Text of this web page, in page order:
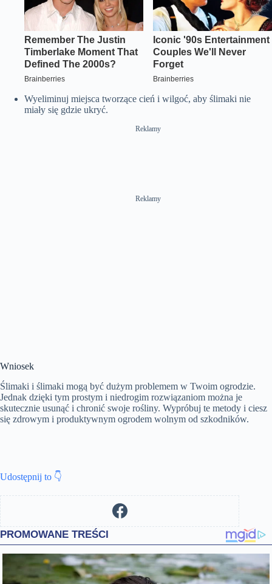
Wyeliminuj miejsca tworzące cień i wilgoć, aby ślimaki nie
miały się gdzie ukryć.
Reklamy
Reklamy
Wniosek
Ślimaki i ślimaki mogą być dużym problemem w Twoim ogrodzie.
Jednak dzięki tym prostym i niedrogim rozwiązaniom można je
skutecznie usunąć i chronić swoje rośliny. Wypróbuj te metody i ciesz
się zdrowym i produktywnym ogrodem wolnym od szkodników.
Udostępnij to 👇